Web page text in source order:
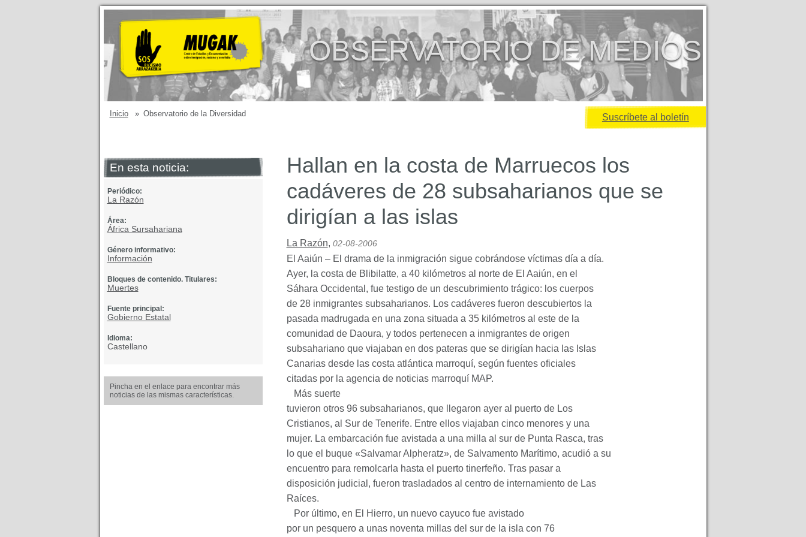
OBSERVATORIO DE MEDIOS
Inicio » Observatorio de la Diversidad Suscríbete al boletín
En esta noticia:
Periódico:
La Razón
Área:
África Sursahariana
Género informativo:
Información
Bloques de contenido. Titulares:
Muertes
Fuente principal:
Gobierno Estatal
Idioma:
Castellano
Pincha en el enlace para encontrar más
noticias de las mismas características.
Hallan en la costa de Marruecos los
cadáveres de 28 subsaharianos que se
dirigían a las islas
La Razón, 02-08-2006
El Aaiún – El drama de la inmigración sigue cobrándose víctimas día a día.
Ayer, la costa de Blibilatte, a 40 kilómetros al norte de El Aaiún, en el
Sáhara Occidental, fue testigo de un descubrimiento trágico: los cuerpos
de 28 inmigrantes subsaharianos. Los cadáveres fueron descubiertos la
pasada madrugada en una zona situada a 35 kilómetros al este de la
comunidad de Daoura, y todos pertenecen a inmigrantes de origen
subsahariano que viajaban en dos pateras que se dirigían hacia las Islas
Canarias desde las costa atlántica marroquí, según fuentes oficiales
citadas por la agencia de noticias marroquí MAP.
Más suerte
tuvieron otros 96 subsaharianos, que llegaron ayer al puerto de Los
Cristianos, al Sur de Tenerife. Entre ellos viajaban cinco menores y una
mujer. La embarcación fue avistada a una milla al sur de Punta Rasca, tras
lo que el buque «Salvamar Alpheratz», de Salvamento Marítimo, acudió a su
encuentro para remolcarla hasta el puerto tinerfeño. Tras pasar a
disposición judicial, fueron trasladados al centro de internamiento de Las
Raíces.
Por último, en El Hierro, un nuevo cayuco fue avistado
por un pesquero a unas noventa millas del sur de la isla con 76